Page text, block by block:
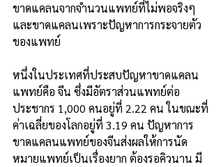
ขาดแคลนจากจำนวนแพทย์ที่ไม่พอจริงๆ
และขาดแคลนเพราะปัญหาการกระจายตัว
ของแพทย์
หนึ่งในประเทศที่ประสบปัญหาขาดแคลน
แพทย์คือ จีน ซึ่งมีอัตราส่วนแพทย์ต่อ
ประชากร 1,000 คนอยู่ที่ 2.22 คน ในขณะที่
ค่าเฉลี่ยของโลกอยู่ที่ 3.19 คน ปัญหาการ
ขาดแคลนแพทย์ของจีนส่งผลให้การนัด
หมายแพทย์เป็นเรื่องยาก ต้องรอคิวนาน มี